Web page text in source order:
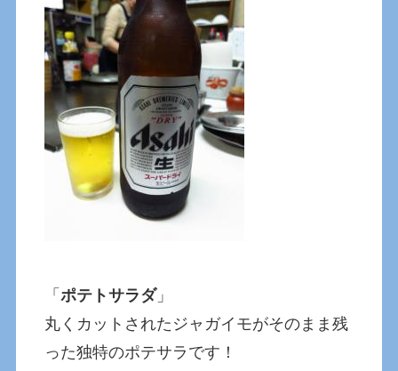
「ポテトサラダ」
丸くカットされたジャガイモがそのまま残
った独特のポテサラです！